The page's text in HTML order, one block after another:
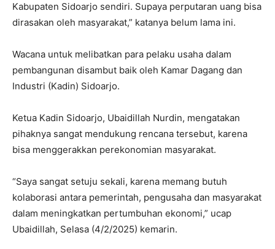
Kabupaten Sidoarjo sendiri. Supaya perputaran uang bisa
dirasakan oleh masyarakat,” katanya belum lama ini.
Wacana untuk melibatkan para pelaku usaha dalam
pembangunan disambut baik oleh Kamar Dagang dan
Industri (Kadin) Sidoarjo.
Ketua Kadin Sidoarjo, Ubaidillah Nurdin, mengatakan
pihaknya sangat mendukung rencana tersebut, karena
bisa menggerakkan perekonomian masyarakat.
“Saya sangat setuju sekali, karena memang butuh
kolaborasi antara pemerintah, pengusaha dan masyarakat
dalam meningkatkan pertumbuhan ekonomi,” ucap
Ubaidillah, Selasa (4/2/2025) kemarin.